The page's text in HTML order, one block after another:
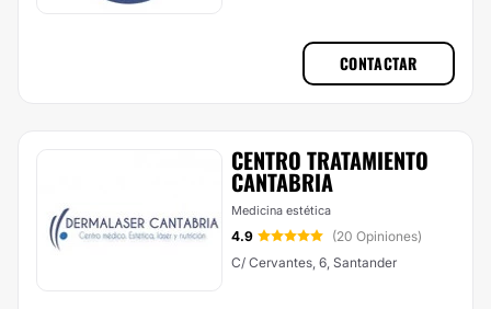
CONTACTAR
CENTRO TRATAMIENTO
CANTABRIA
Medicina estética
4.9
(20 Opiniones)
C/ Cervantes, 6, Santander